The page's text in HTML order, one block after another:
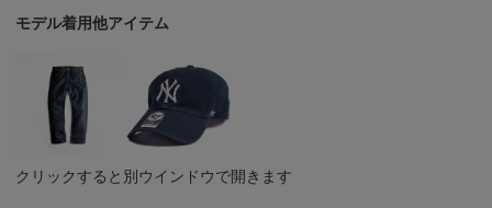
モデル着用他アイテム
クリックすると別ウインドウで開きます